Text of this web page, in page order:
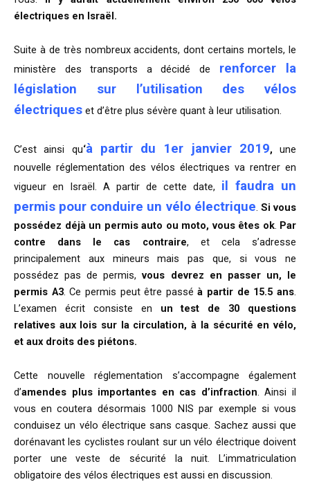
électriques en Israël.
Suite à de très nombreux accidents, dont certains mortels, le
ministère des transports a décidé de
renforcer la
législation sur l’utilisation des vélos
électriques et d’être plus sévère quant à leur utilisation.
C’est ainsi qu‘à partir du 1er janvier 2019, une
nouvelle réglementation des vélos électriques va rentrer en
vigueur en Israël. A partir de cette date, il faudra un
permis pour conduire un vélo électrique Si vous
possédez déjà un permis auto ou moto, vous êtes ok. Par
contre dans le cas contraire, et cela s’adresse
principalement aux mineurs mais pas que, si vous ne
possédez pas de permis,vous devrez en passer un, le
permis A3. Ce permis peut être passéà partir de 15.5 ans
L’examen écrit consiste en un test de 30 questions
relatives aux lois sur la circulation, à la sécurité en vélo,
et aux droits des piétons.
Cette nouvelle réglementation s’accompagne également
d’amendes plus importantes en cas d’infraction. Ainsi il
vous en coutera désormais 1000 NIS par exemple si vous
conduisez un vélo électrique sans casque. Sachez aussi que
dorénavant les cyclistes roulant sur un vélo électrique doivent
porter une veste de sécurité la nuit. L’immatriculation
obligatoire des vélos électriques est aussi en discussion.